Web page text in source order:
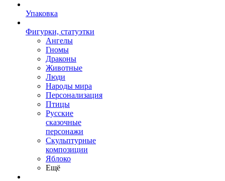
Упаковка
Фигурки, статуэтки
Ангелы
Гномы
Драконы
Животные
Люди
Народы мира
Персонализация
Птицы
Русские
сказочные
персонажи
Скульптурные
композиции
Яблоко
Ещё